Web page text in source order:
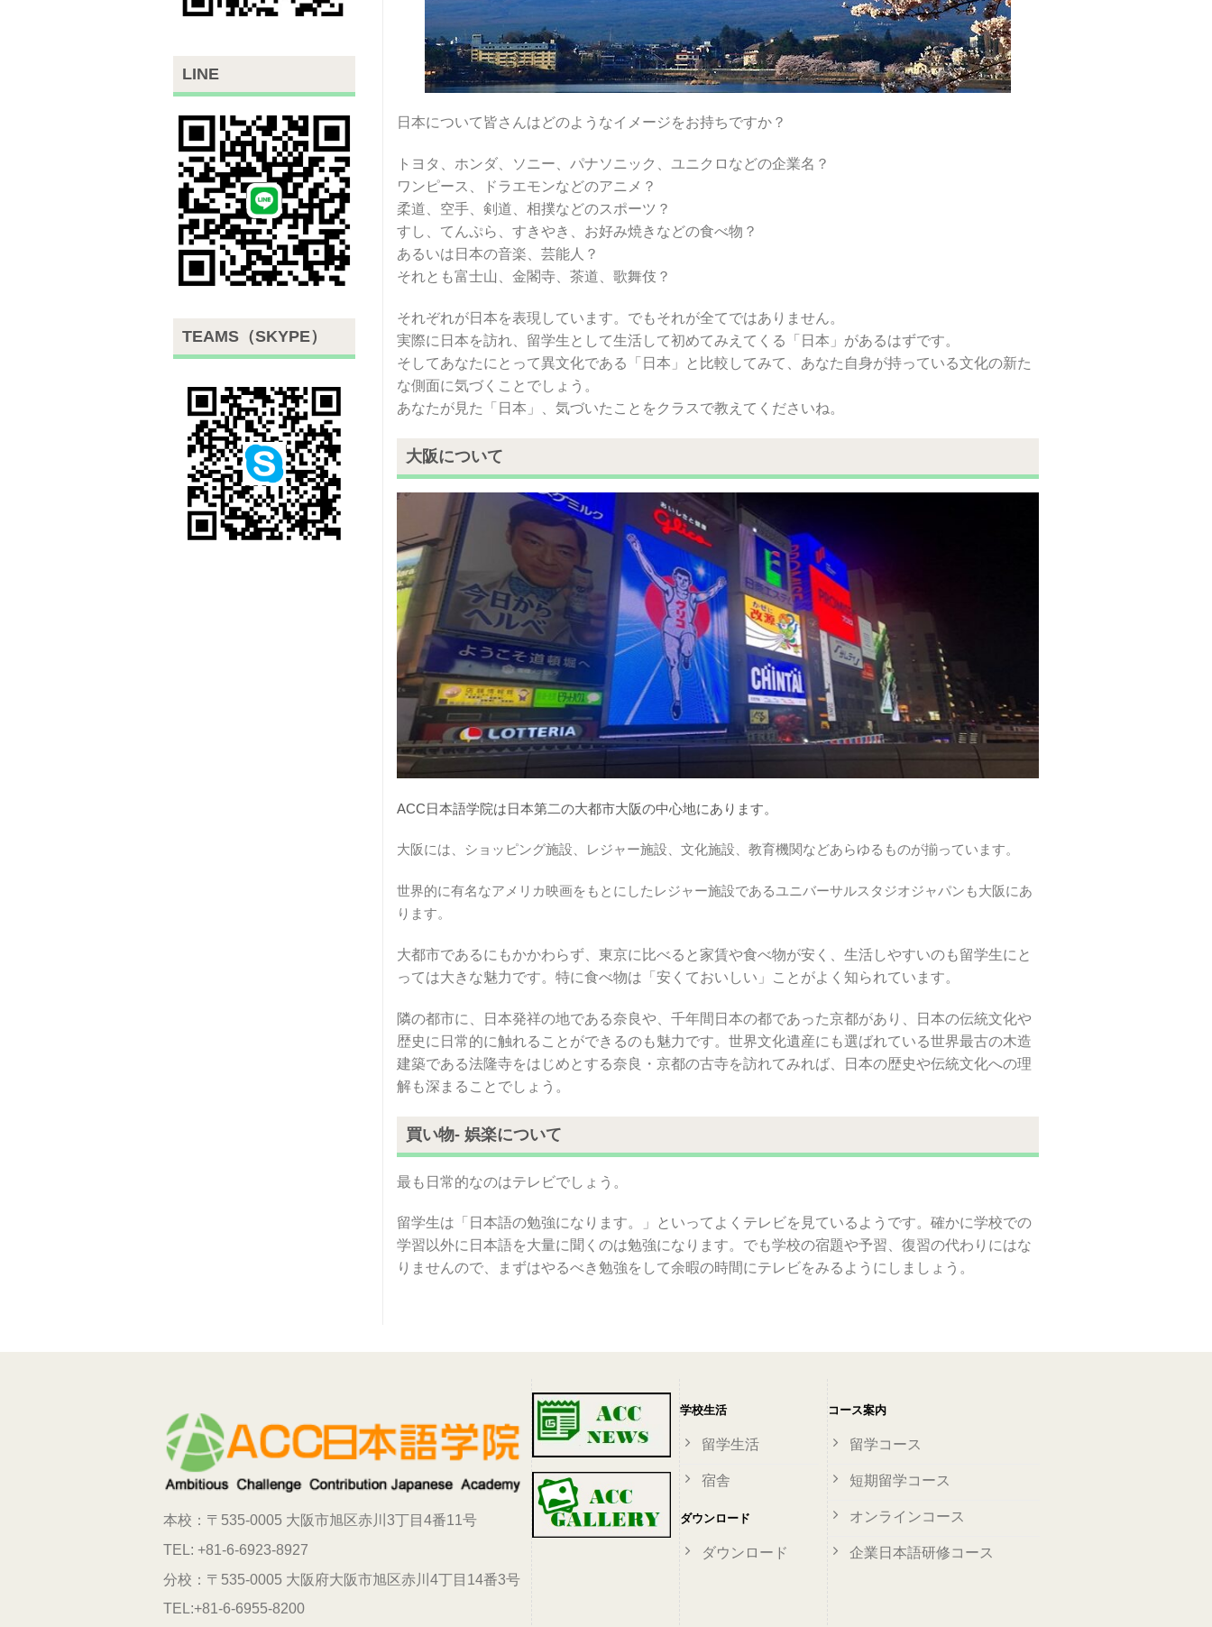
日本について皆さんはどのようなイメージをお持ちですか？
トヨタ、ホンダ、ソニー、パナソニック、ユニクロなどの企業名？
ワンピース、ドラエモンなどのアニメ？
柔道、空手、剣道、相撲などのスポーツ？
すし、てんぷら、すきやき、お好み焼きなどの食べ物？
あるいは日本の音楽、芸能人？
それとも富士山、金閣寺、茶道、歌舞伎？
それぞれが日本を表現しています。でもそれが全てではありません。
実際に日本を訪れ、留学生として生活して初めてみえてくる「日本」があるはずです。
そしてあなたにとって異文化である「日本」と比較してみて、あなた自身が持っている文化の新た
な側面に気づくことでしょう。
あなたが見た「日本」、気づいたことをクラスで教えてくださいね。
大阪について
ACC日本語学院は日本第二の大都市大阪の中心地にあります。
大阪には、ショッピング施設、レジャー施設、文化施設、教育機関などあらゆるものが揃っています。
世界的に有名なアメリカ映画をもとにしたレジャー施設であるユニバーサルスタジオジャパンも大阪にあ
ります。
大都市であるにもかかわらず、東京に比べると家賃や食べ物が安く、生活しやすいのも留学生にと
っては大きな魅力です。特に食べ物は「安くておいしい」ことがよく知られています。
隣の都市に、日本発祥の地である奈良や、千年間日本の都であった京都があり、日本の伝統文化や
歴史に日常的に触れることができるのも魅力です。世界文化遺産にも選ばれている世界最古の木造
建築である法隆寺をはじめとする奈良・京都の古寺を訪れてみれば、日本の歴史や伝統文化への理
解も深まることでしょう。
買い物- 娯楽について
最も日常的なのはテレビでしょう。
留学生は「日本語の勉強になります。」といってよくテレビを見ているようです。確かに学校での
学習以外に日本語を大量に聞くのは勉強になります。でも学校の宿題や予習、復習の代わりにはな
りませんので、まずはやるべき勉強をして余暇の時間にテレビをみるようにしましょう。
LINE
TEAMS（SKYPE）
本校：〒535-0005 大阪市旭区赤川3丁目4番11号
TEL: +81-6-6923-8927
分校：〒535-0005 大阪府大阪市旭区赤川4丁目14番3号
TEL:+81-6-6955-8200
学校生活
留学生活
宿舎
ダウンロード
ダウンロード
コース案内
留学コース
短期留学コース
オンラインコース
企業日本語研修コース